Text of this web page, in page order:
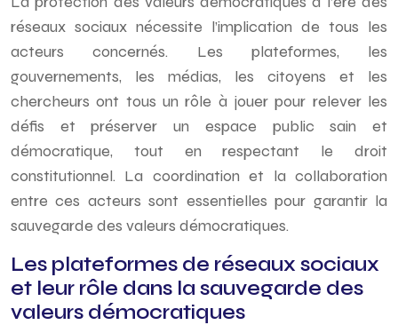
réseaux sociaux nécessite l’implication de tous les
acteurs concernés. Les plateformes, les
gouvernements, les médias, les citoyens et les
chercheurs ont tous un rôle à jouer pour relever les
défis et préserver un espace public sain et
démocratique, tout en respectant le droit
constitutionnel. La coordination et la collaboration
entre ces acteurs sont essentielles pour garantir la
sauvegarde des valeurs démocratiques.
Les plateformes de réseaux sociaux
et leur rôle dans la sauvegarde des
valeurs démocratiques